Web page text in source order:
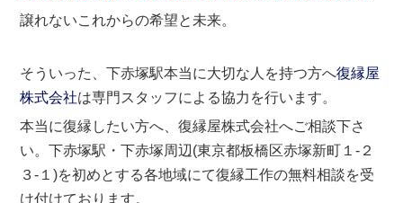
譲れないこれからの希望と未来。
そういった、下赤塚駅本当に大切な人を持つ方へ復縁屋
株式会社は専門スタッフによる協力を行います。
本当に復縁したい方へ、復縁屋株式会社へご相談下さ
い。下赤塚駅・下赤塚周辺(東京都板橋区赤塚新町１-２
３-１)を初めとする各地域にて復縁工作の無料相談を受
け付けております。